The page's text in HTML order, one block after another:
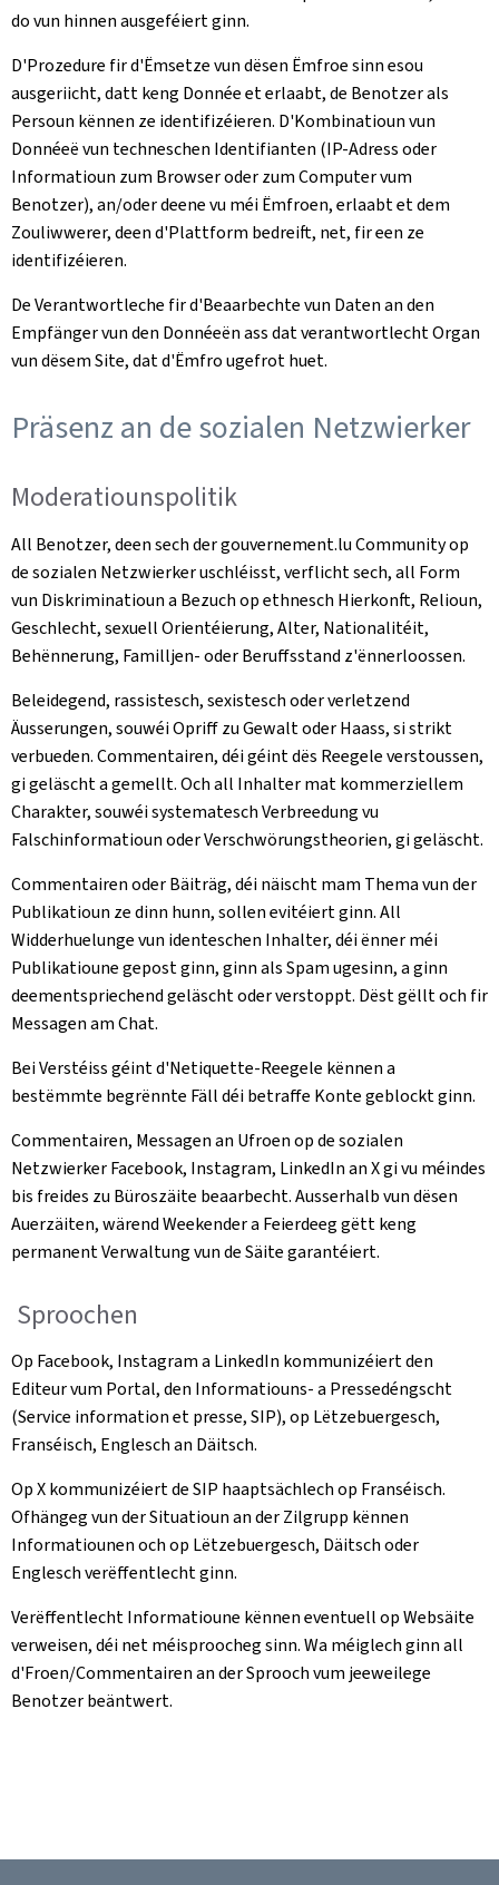
do vun hinnen ausgeféiert ginn.
D'Prozedure fir d'Ëmsetze vun dësen Ëmfroe sinn esou
ausgeriicht, datt keng Donnée et erlaabt, de Benotzer als
Persoun kënnen ze identifizéieren. D'Kombinatioun vun
Donnéeë vun techneschen Identifianten (IP-Adress oder
Informatioun zum Browser oder zum Computer vum
Benotzer), an/oder deene vu méi Ëmfroen, erlaabt et dem
Zouliwwerer, deen d'Plattform bedreift, net, fir een ze
identifizéieren.
De Verantwortleche fir d'Beaarbechte vun Daten an den
Empfänger vun den Donnéeën ass dat verantwortlecht Organ
vun dësem Site, dat d'Ëmfro ugefrot huet.
Präsenz an de sozialen Netzwierker
Moderatiounspolitik
All Benotzer, deen sech der gouvernement.lu Community op
de sozialen Netzwierker uschléisst, verflicht sech, all Form
vun Diskriminatioun a Bezuch op ethnesch Hierkonft, Relioun,
Geschlecht, sexuell Orientéierung, Alter, Nationalitéit,
Behënnerung, Familljen- oder Beruffsstand z'ënnerloossen.
Beleidegend, rassistesch, sexistesch oder verletzend
Äusserungen, souwéi Opriff zu Gewalt oder Haass, si strikt
verbueden. Commentairen, déi géint dës Reegele verstoussen,
gi geläscht a gemellt. Och all Inhalter mat kommerziellem
Charakter, souwéi systematesch Verbreedung vu
Falschinformatioun oder Verschwörungstheorien, gi geläscht.
Commentairen oder Bäiträg, déi näischt mam Thema vun der
Publikatioun ze dinn hunn, sollen evitéiert ginn. All
Widderhuelunge vun identeschen Inhalter, déi ënner méi
Publikatioune gepost ginn, ginn als Spam ugesinn, a ginn
deementspriechend geläscht oder verstoppt. Dëst gëllt och fir
Messagen am Chat.
Bei Verstéiss géint d'Netiquette-Reegele kënnen a
bestëmmte begrënnte Fäll déi betraffe Konte geblockt ginn.
Commentairen, Messagen an Ufroen op de sozialen
Netzwierker Facebook, Instagram, LinkedIn an X gi vu méindes
bis freides zu Büroszäite beaarbecht. Ausserhalb vun dësen
Auerzäiten, wärend Weekender a Feierdeeg gëtt keng
permanent Verwaltung vun de Säite garantéiert.
Sproochen
Op Facebook, Instagram a LinkedIn kommunizéiert den
Editeur vum Portal, den Informatiouns- a Pressedéngscht
(Service information et presse, SIP), op Lëtzebuergesch,
Franséisch, Englesch an Däitsch.
Op X kommunizéiert de SIP haaptsächlech op Franséisch.
Ofhängeg vun der Situatioun an der Zilgrupp kënnen
Informatiounen och op Lëtzebuergesch, Däitsch oder
Englesch verëffentlecht ginn.
Verëffentlecht Informatioune kënnen eventuell op Websäite
verweisen, déi net méisproocheg sinn. Wa méiglech ginn all
d'Froen/Commentairen an der Sprooch vum jeeweilege
Benotzer beäntwert.